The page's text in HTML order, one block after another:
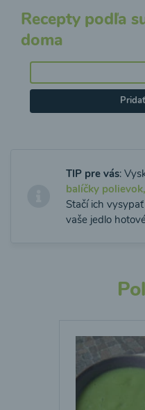
Recepty podľa
doma
TIP pre vás:
balíčky
Stačí ich
vaše jedlo